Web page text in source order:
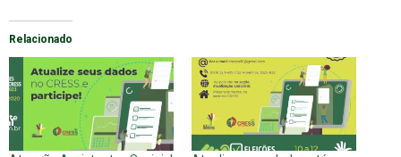
Relacionado